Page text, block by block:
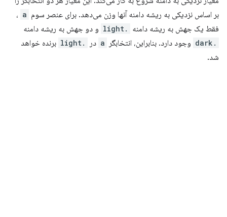
بر اساس نزدیکی به ریشه دامنه آنها وزن می‌دهد. برای عنصر سوم a ،
فقط یک جهش به ریشه دامنه
.light و دو جهش به ریشه دامنه
.dark وجود دارد. بنابراین، انتخابگر a در .light
برنده خواهد
شد.